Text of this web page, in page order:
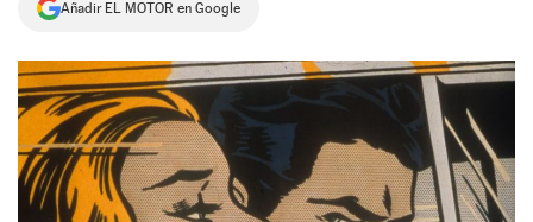
SÍGUENOS
Añadir EL MOTOR en Google